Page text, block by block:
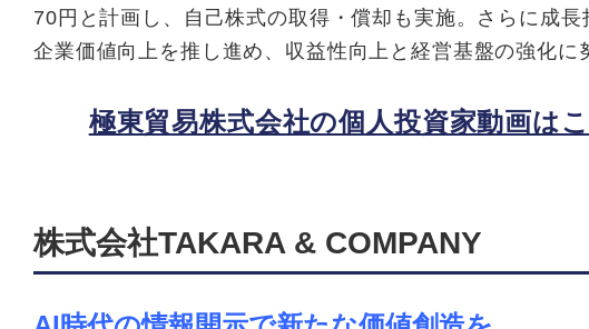
70円と計画し、自己株式の取得・償却も実施。さらに成
企業価値向上を推し進め、収益性向上と経営基盤の強化に
極東貿易株式会社の個人投資家動画は
株式会社TAKARA & COMPANY